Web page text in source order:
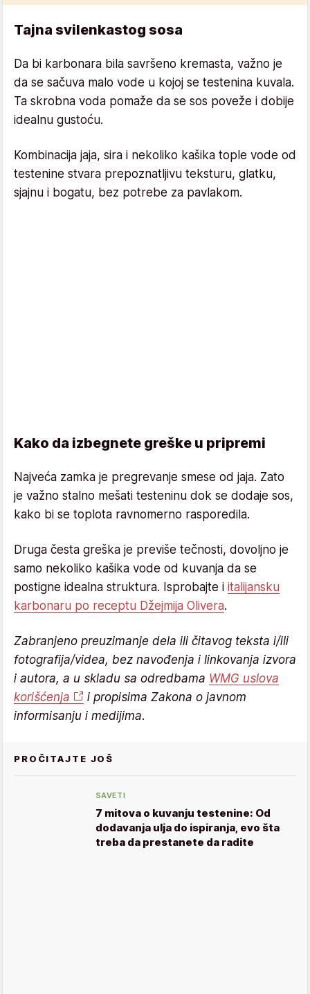
Tajna svilenkastog sosa
Da bi karbonara bila savršeno kremasta, važno je
da se sačuva malo vode u kojoj se testenina kuvala.
Ta skrobna voda pomaže da se sos poveže i dobije
idealnu gustoću.
Kombinacija jaja, sira i nekoliko kašika tople vode od
testenine stvara prepoznatljivu teksturu, glatku,
sjajnu i bogatu, bez potrebe za pavlakom.
Kako da izbegnete greške u pripremi
Najveća zamka je pregrevanje smese od jaja. Zato
je važno stalno mešati testeninu dok se dodaje sos,
kako bi se toplota ravnomerno rasporedila.
Druga česta greška je previše tečnosti, dovoljno je
samo nekoliko kašika vode od kuvanja da se
postigne idealna struktura. Isprobajte i italijansku
karbonaru po receptu Džejmija Olivera.
Zabranjeno preuzimanje dela ili čitavog teksta i/ili
fotografija/videa, bez navođenja i linkovanja izvora
i autora, a u skladu sa odredbama WMG uslova
korišćenja
i propisima Zakona o javnom
informisanju i medijima.
PROČITAJTE JOŠ
SAVETI
7 mitova o kuvanju testenine: Od
dodavanja ulja do ispiranja, evo šta
treba da prestanete da radite